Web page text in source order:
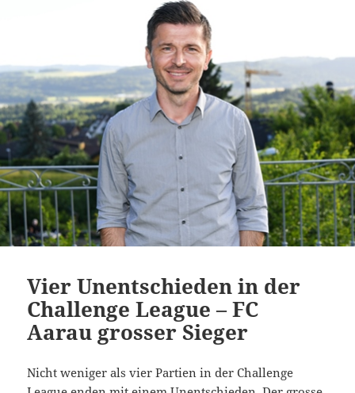
Vier Unentschieden in der
Challenge League – FC
Aarau grosser Sieger
Nicht weniger als vier Partien in der Challenge